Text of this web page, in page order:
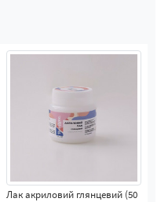
Лак акриловий глянцевий (50